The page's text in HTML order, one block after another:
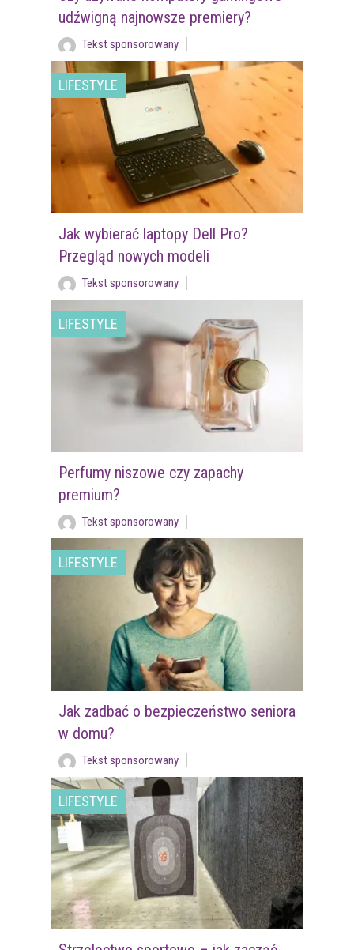
udźwigną najnowsze premiery?
Tekst sponsorowany
LIFESTYLE
Jak wybierać laptopy Dell Pro?
Przegląd nowych modeli
Tekst sponsorowany
LIFESTYLE
Perfumy niszowe czy zapachy
premium?
Tekst sponsorowany
LIFESTYLE
Jak zadbać o bezpieczeństwo seniora
w domu?
Tekst sponsorowany
LIFESTYLE